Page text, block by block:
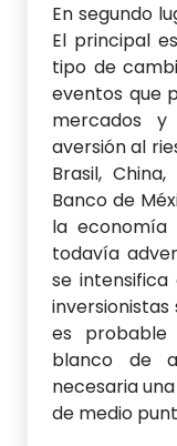
En segundo
El principal
tipo de
eventos que
mercados
aversión al
Brasil,
Banco de
la economía
todavía
se intensifica
es
blanco de
necesaria
de medio